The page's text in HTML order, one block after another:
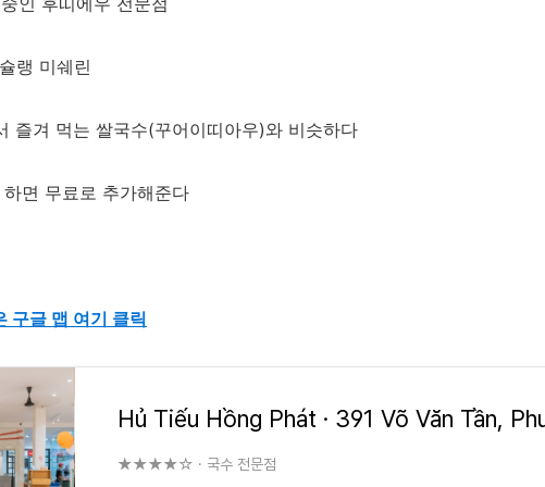
랭 미쉐린
즐겨 먹는 쌀국수(꾸어이띠아우)와 비슷하다
면 무료로 추가해준다
구글 맵 여기 클릭
★★★★☆ · 국수 전문점